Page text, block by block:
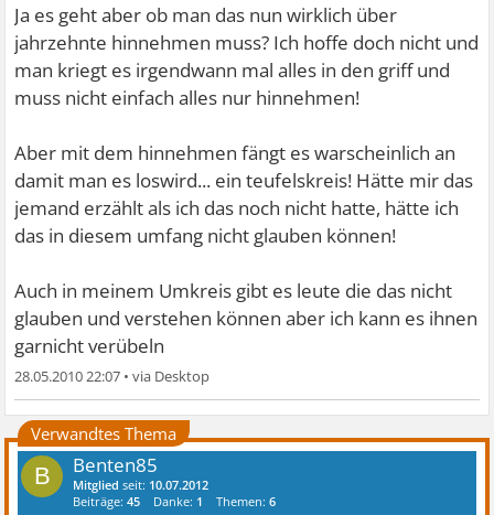
Ja es geht aber ob man das nun wirklich über
jahrzehnte hinnehmen muss? Ich hoffe doch nicht und
man kriegt es irgendwann mal alles in den griff und
muss nicht einfach alles nur hinnehmen!
Aber mit dem hinnehmen fängt es warscheinlich an
damit man es loswird... ein teufelskreis! Hätte mir das
jemand erzählt als ich das noch nicht hatte, hätte ich
das in diesem umfang nicht glauben können!
Auch in meinem Umkreis gibt es leute die das nicht
glauben und verstehen können aber ich kann es ihnen
garnicht verübeln
28.05.2010 22:07 •
Verwandtes Thema
B Benten85
Mitglied seit: 10.07.2012
Beiträge:45 Danke: 1 Themen:6